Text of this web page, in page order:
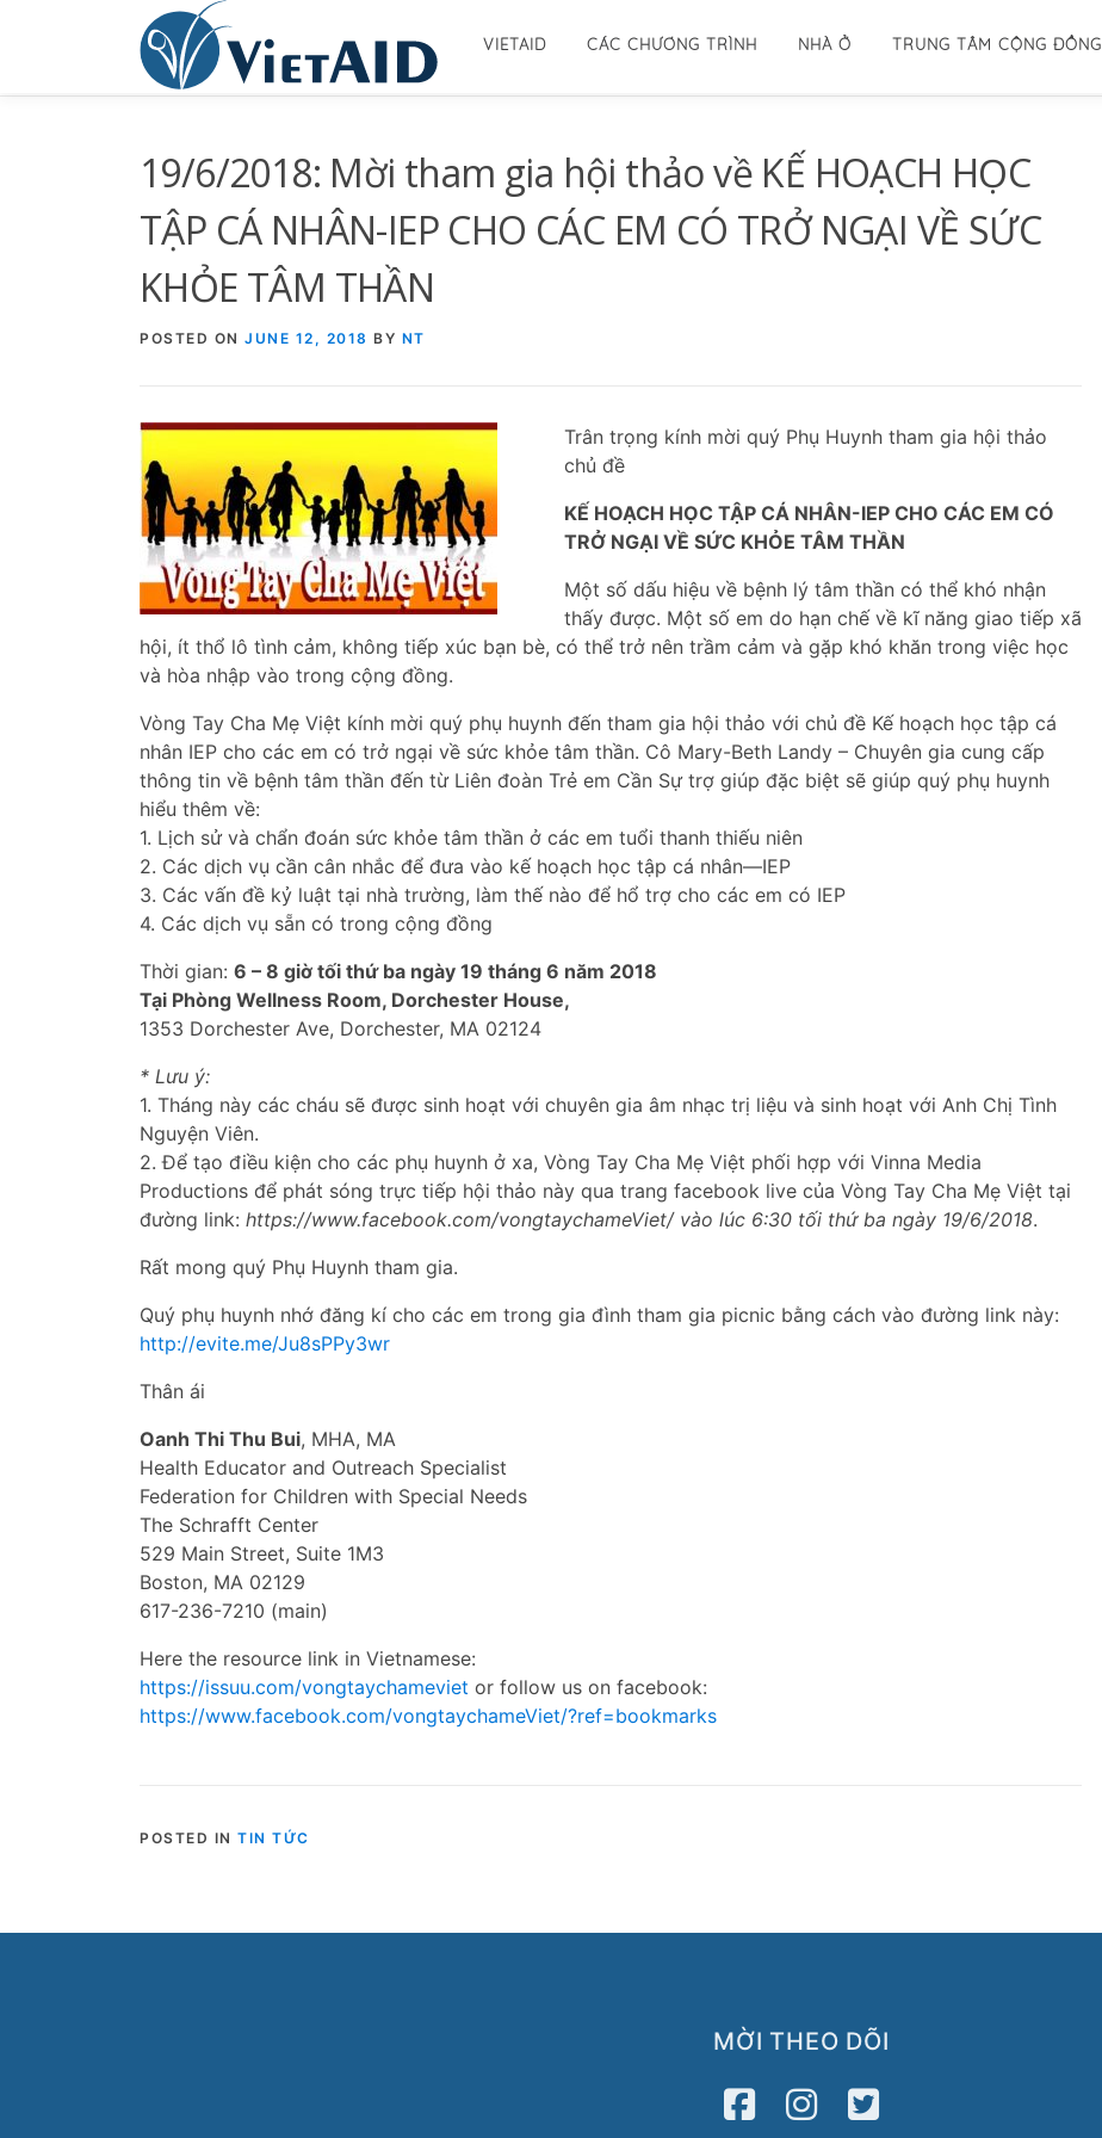
VIETAID CÁC CHƯƠNG TRÌNH NHÀ Ở TRUNG TÂM CỘNG ĐỒNG
19/6/2018: Mời tham gia hội thảo về KẾ HOẠCH HỌC
TẬP CÁ NHÂN-IEP CHO CÁC EM CÓ TRỞ NGẠI VỀ SỨC
KHỎE TÂM THẦN
POSTED ON JUNE 12, 2018 BY NT
Trân trọng kính mời quý Phụ Huynh tham gia hội thảo
chủ đề
KẾ HOẠCH HỌC TẬP CÁ NHÂN-IEP CHO CÁC EM CÓ
TRỞ NGẠI VỀ SỨC KHỎE TÂM THẦN
Một số dấu hiệu về bệnh lý tâm thần có thể khó nhận
thấy được. Một số em do hạn chế về kĩ năng giao tiếp xã
hội, ít thổ lô tình cảm, không tiếp xúc bạn bè, có thể trở nên trầm cảm và gặp khó khăn trong việc học
và hòa nhập vào trong cộng đồng.
Vòng Tay Cha Mẹ Việt kính mời quý phụ huynh đến tham gia hội thảo với chủ đề Kế hoạch học tập cá
nhân IEP cho các em có trở ngại về sức khỏe tâm thần. Cô Mary-Beth Landy – Chuyên gia cung cấp
thông tin về bệnh tâm thần đến từ Liên đoàn Trẻ em Cần Sự trợ giúp đặc biệt sẽ giúp quý phụ huynh
hiểu thêm về:
1. Lịch sử và chẩn đoán sức khỏe tâm thần ở các em tuổi thanh thiếu niên
2. Các dịch vụ cần cân nhắc để đưa vào kế hoạch học tập cá nhân—IEP
3. Các vấn đề kỷ luật tại nhà trường, làm thế nào để hổ trợ cho các em có IEP
4. Các dịch vụ sẵn có trong cộng đồng
Thời gian: 6 – 8 giờ tối thứ ba ngày 19 tháng 6 năm 2018
Tại Phòng Wellness Room, Dorchester House,
1353 Dorchester Ave, Dorchester, MA 02124
* Lưu ý:
1. Tháng này các cháu sẽ được sinh hoạt với chuyên gia âm nhạc trị liệu và sinh hoạt với Anh Chị Tình
Nguyện Viên.
2. Để tạo điều kiện cho các phụ huynh ở xa, Vòng Tay Cha Mẹ Việt phối hợp với Vinna Media
Productions để phát sóng trực tiếp hội thảo này qua trang facebook live của Vòng Tay Cha Mẹ Việt tại
đường link: https://www.facebook.com/vongtaychameViet/ vào lúc 6:30 tối thứ ba ngày 19/6/2018.
Rất mong quý Phụ Huynh tham gia.
Quý phụ huynh nhớ đăng kí cho các em trong gia đình tham gia picnic bằng cách vào đường link này:
http://evite.me/Ju8sPPy3wr
Thân ái
Oanh Thi Thu Bui, MHA, MA
Health Educator and Outreach Specialist
Federation for Children with Special Needs
The Schrafft Center
529 Main Street, Suite 1M3
Boston, MA 02129
617-236-7210 (main)
Here the resource link in Vietnamese:
https://issuu.com/vongtaychameviet or follow us on facebook:
https://www.facebook.com/vongtaychameViet/?ref=bookmarks
POSTED IN TIN TỨC
MỜI THEO DÕI